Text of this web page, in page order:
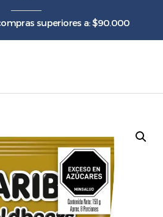
superiores a: $90.000